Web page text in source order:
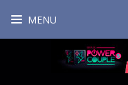
MENU